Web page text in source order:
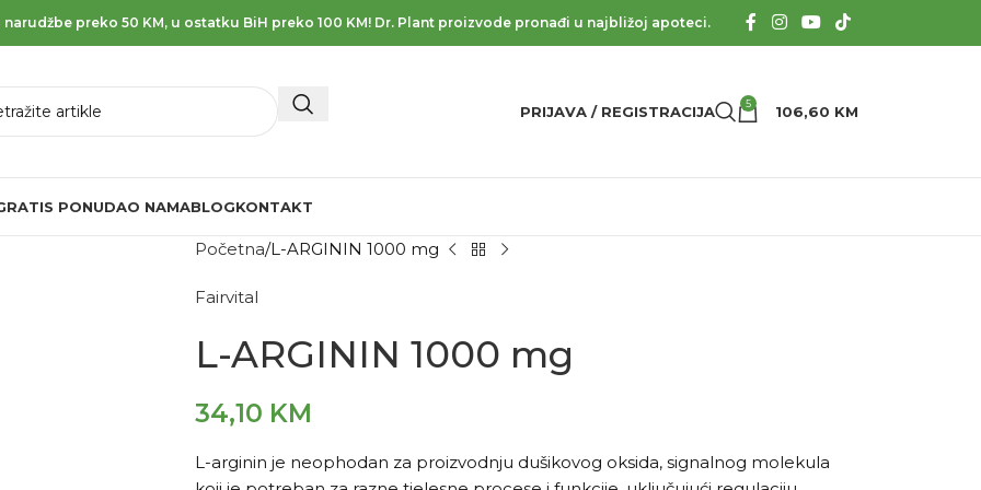
preko 50 KM, u ostatku BiH preko 100 KM! Dr. Plant proizvode pronađi u najbližoj apoteci.
PRIJAVA / REGISTRACIJA 5 106,60 KM
PONUDAO NAMABLOGKONTAKT
Početna L-ARGININ 1000 mg
Fairvital
L-ARGININ 1000 mg
34,10 KM
L-arginin je neophodan za proizvodnju dušikovog oksida, signalnog molekula